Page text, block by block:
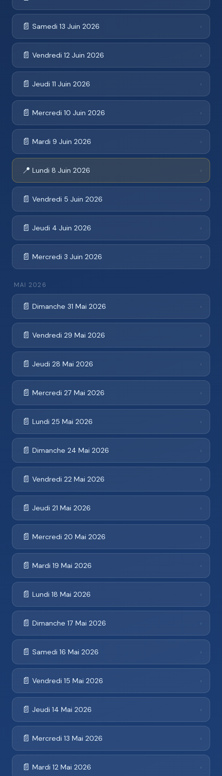
📄 Samedi 13 Juin 2026 ›
📄 Vendredi 12 Juin 2026 ›
📄 Jeudi 11 Juin 2026 ›
📄 Mercredi 10 Juin 2026 ›
📄 Mardi 9 Juin 2026 ›
📍 Lundi 8 Juin 2026 ›
📄 Vendredi 5 Juin 2026 ›
📄 Jeudi 4 Juin 2026 ›
📄 Mercredi 3 Juin 2026 ›
MAI 2026
📄 Dimanche 31 Mai 2026 ›
📄 Vendredi 29 Mai 2026 ›
📄 Jeudi 28 Mai 2026 ›
📄 Mercredi 27 Mai 2026 ›
📄 Lundi 25 Mai 2026 ›
📄 Dimanche 24 Mai 2026 ›
📄 Vendredi 22 Mai 2026 ›
📄 Jeudi 21 Mai 2026 ›
📄 Mercredi 20 Mai 2026 ›
📄 Mardi 19 Mai 2026 ›
📄 Lundi 18 Mai 2026 ›
📄 Dimanche 17 Mai 2026 ›
📄 Samedi 16 Mai 2026 ›
📄 Vendredi 15 Mai 2026 ›
📄 Jeudi 14 Mai 2026 ›
📄 Mercredi 13 Mai 2026 ›
📄 Mardi 12 Mai 2026 ›